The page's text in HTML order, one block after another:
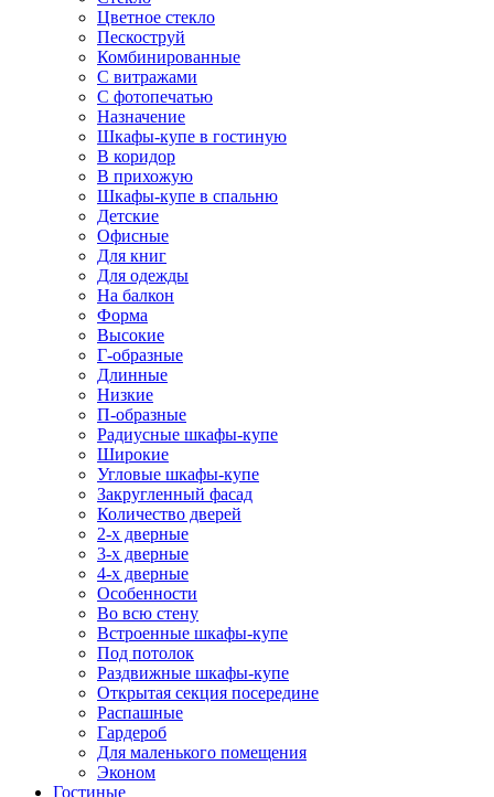
Цветное стекло
Пескоструй
Комбинированные
С витражами
С фотопечатью
Назначение
Шкафы-купе в гостиную
В коридор
В прихожую
Шкафы-купе в спальню
Детские
Офисные
Для книг
Для одежды
На балкон
Форма
Высокие
Г-образные
Длинные
Низкие
П-образные
Радиусные шкафы-купе
Широкие
Угловые шкафы-купе
Закругленный фасад
Количество дверей
2-х дверные
3-х дверные
4-х дверные
Особенности
Во всю стену
Встроенные шкафы-купе
Под потолок
Раздвижные шкафы-купе
Открытая секция посередине
Распашные
Гардероб
Для маленького помещения
Эконом
Гостиные